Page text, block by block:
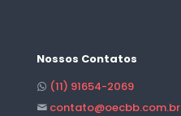
Nossos Contatos
(11) 91654-2069
contato@oecbb.com.br